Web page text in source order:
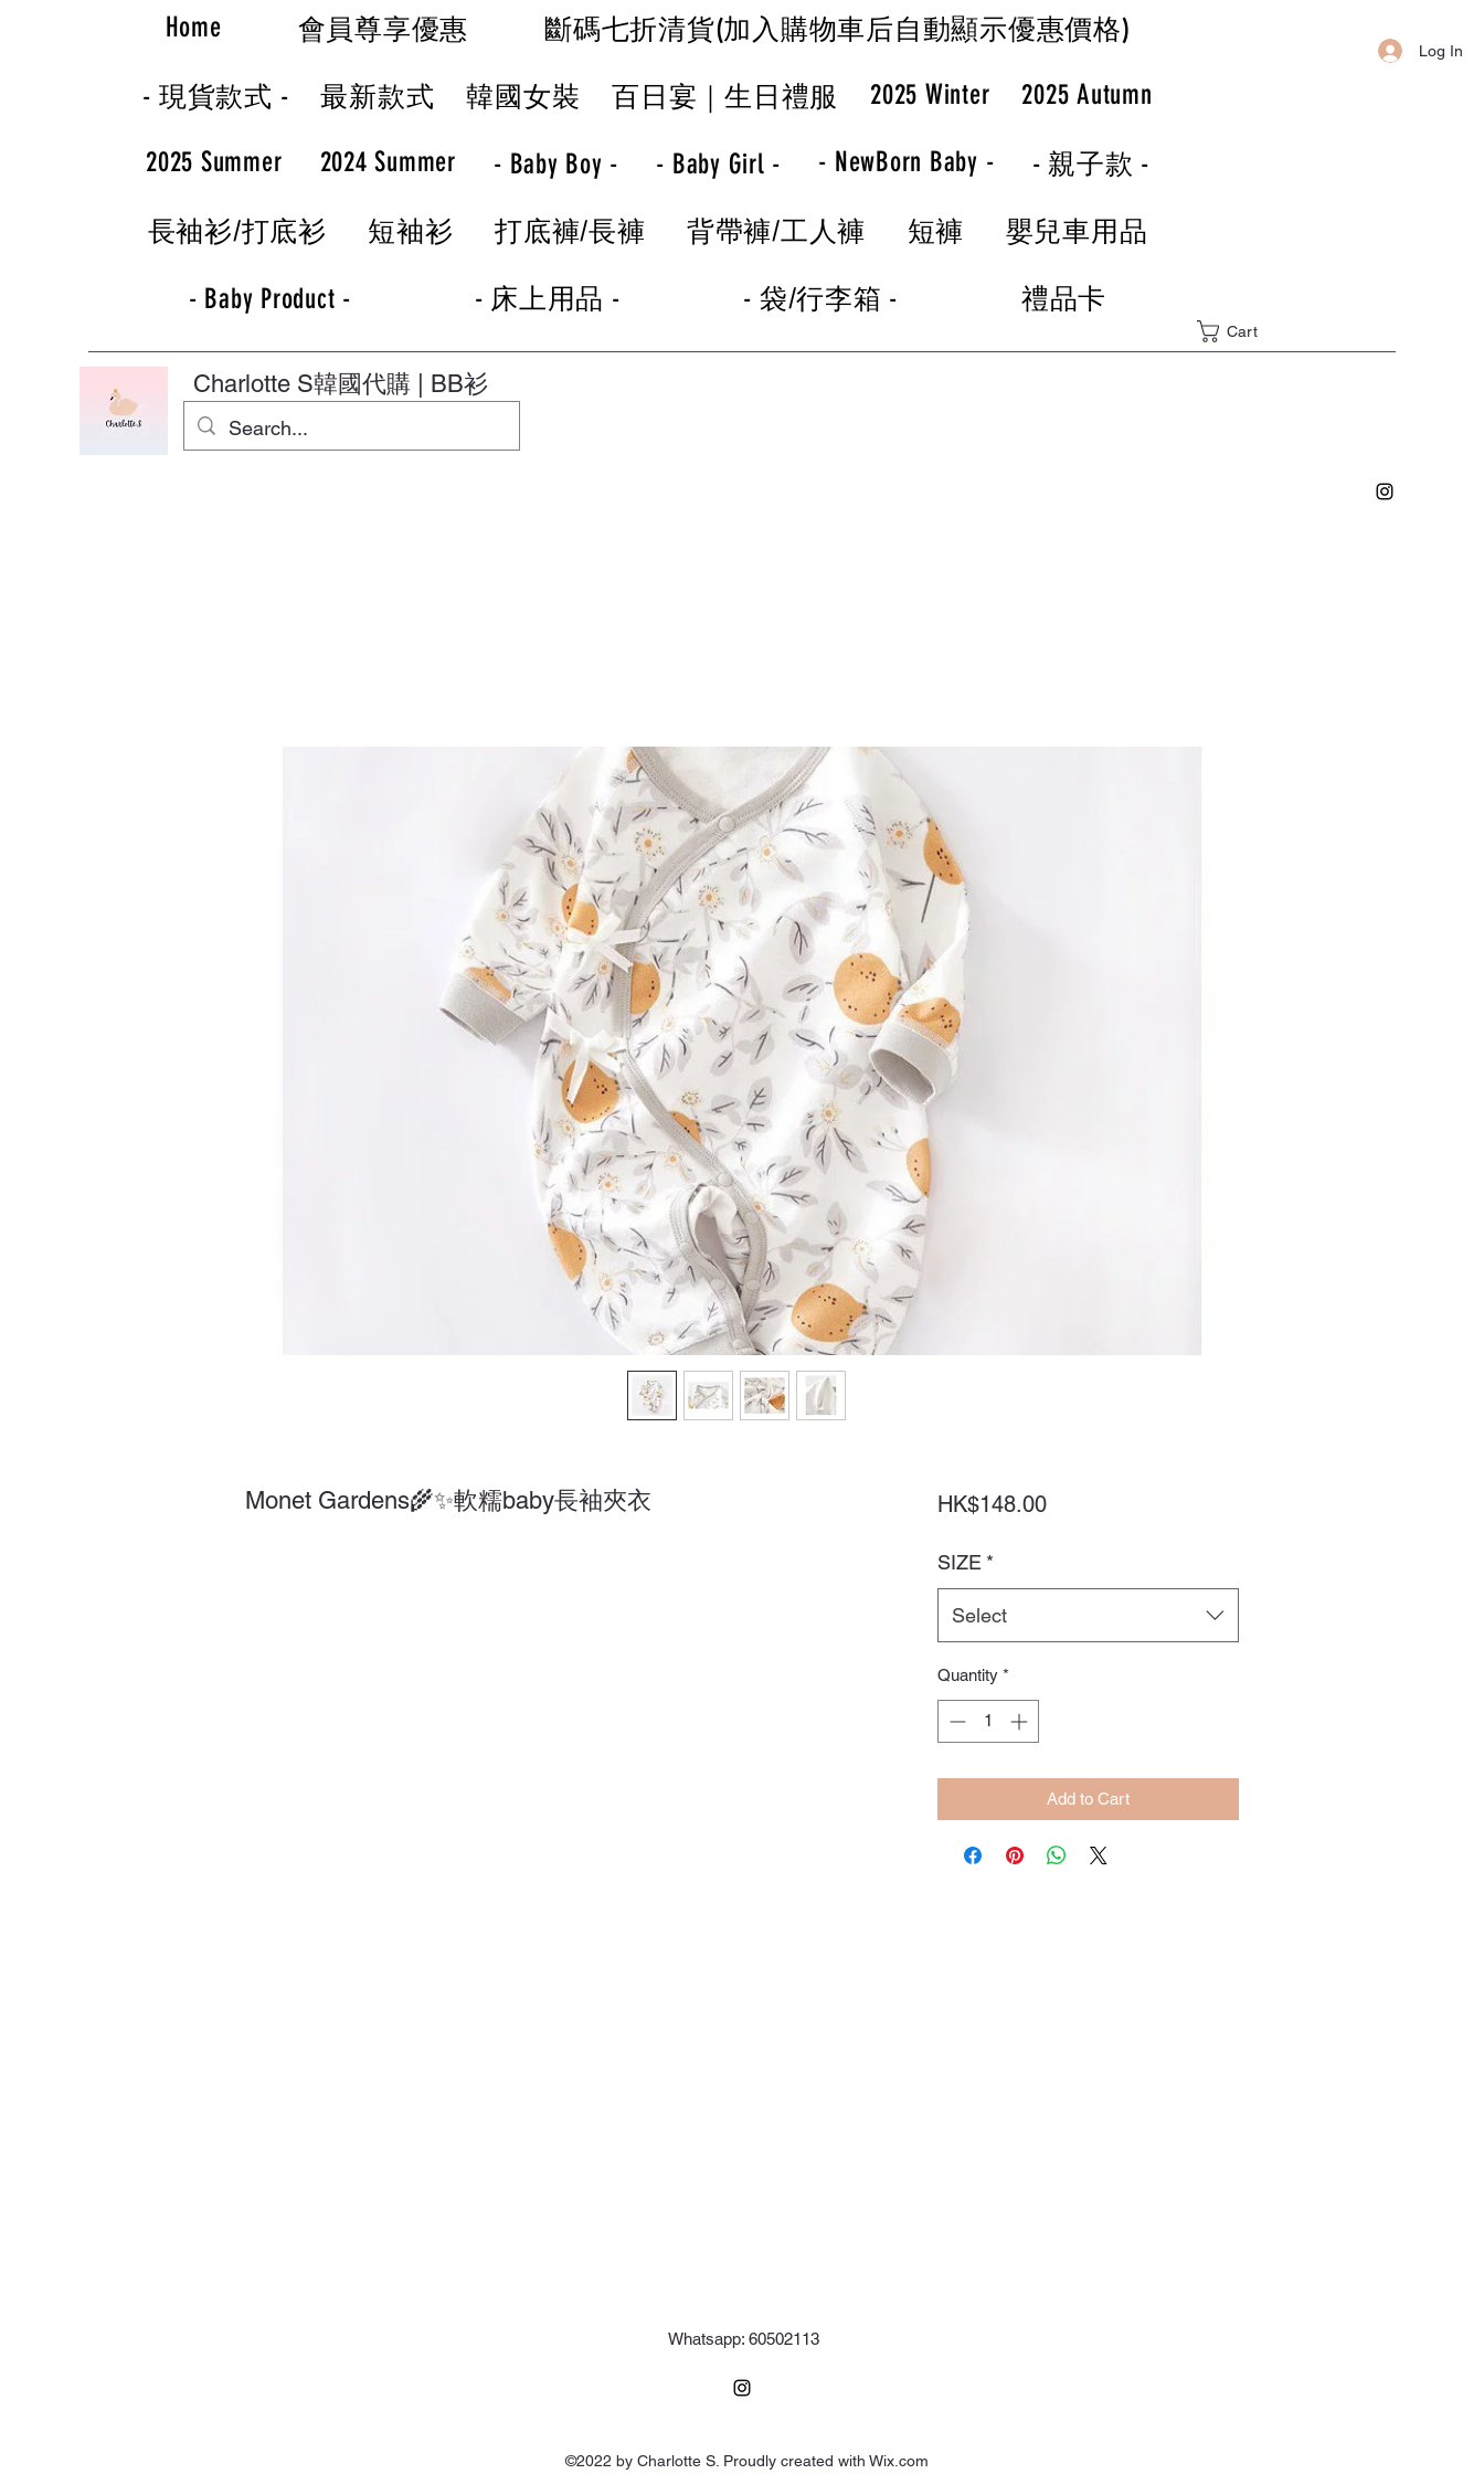
Log In
Home 會員尊享優惠 斷碼七折清貨(加入購物車后自動顯示優惠價格)
- 現貨款式 - 最新款式 韓國女裝 百日宴｜生日禮服 2025 Winter 2025 Autumn
2025 Summer 2024 Summer - Baby Boy - - Baby Girl - - NewBorn Baby - - 親子款 -
長袖衫/打底衫 短袖衫 打底褲/長褲 背帶褲/工人褲 短褲 嬰兒車用品
- Baby Product - - 床上用品 - - 袋/行李箱 - 禮品卡
Cart
Charlotte S韓國代購 | BB衫
Monet Gardens🌾✨軟糯baby長袖夾衣 HK$148.00Price
SIZE *
Select
Quantity *
Add to Cart
Whatsapp: 60502113
©2022 by Charlotte S. Proudly created with Wix.com